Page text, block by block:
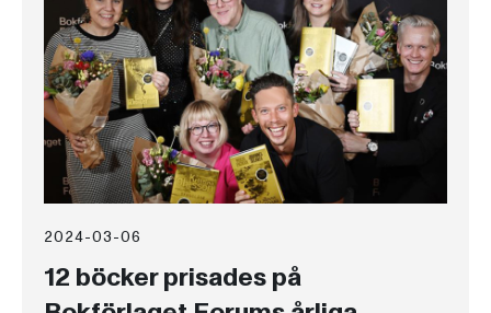
2024-03-06
12 böcker prisades på